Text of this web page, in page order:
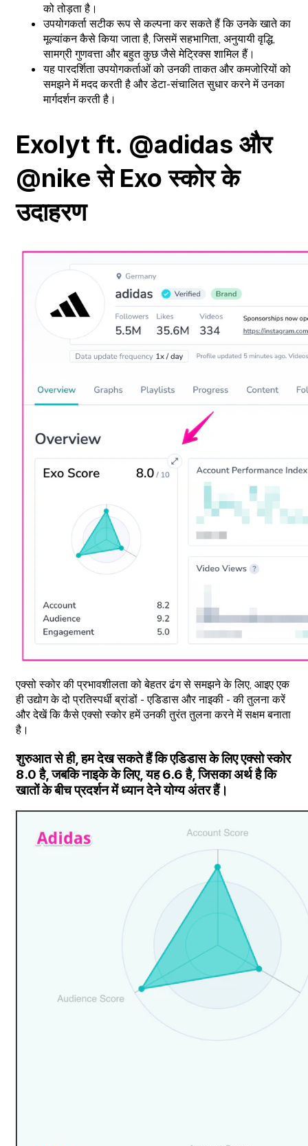
को तोड़ता है।
उपयोगकर्ता सटीक रूप से कल्पना कर सकते हैं कि उनके खाते का
मूल्यांकन कैसे किया जाता है, जिसमें सहभागिता, अनुयायी वृद्धि,
सामग्री गुणवत्ता और बहुत कुछ जैसे मेट्रिक्स शामिल हैं।
यह पारदर्शिता उपयोगकर्ताओं को उनकी ताकत और कमजोरियों को
समझने में मदद करती है और डेटा-संचालित सुधार करने में उनका
मार्गदर्शन करती है।
Exolyt ft. @adidas और
@nike से Exo स्कोर के
उदाहरण
एक्सो स्कोर की प्रभावशीलता को बेहतर ढंग से समझने के लिए, आइए एक
ही उद्योग के दो प्रतिस्पर्धी ब्रांडों - एडिडास और नाइकी - की तुलना करें
और देखें कि कैसे एक्सो स्कोर हमें उनकी तुरंत तुलना करने में सक्षम बनाता
है।
शुरुआत से ही, हम देख सकते हैं कि एडिडास के लिए एक्सो स्कोर
8.0 है, जबकि नाइके के लिए, यह 6.6 है, जिसका अर्थ है कि
खातों के बीच प्रदर्शन में ध्यान देने योग्य अंतर हैं।